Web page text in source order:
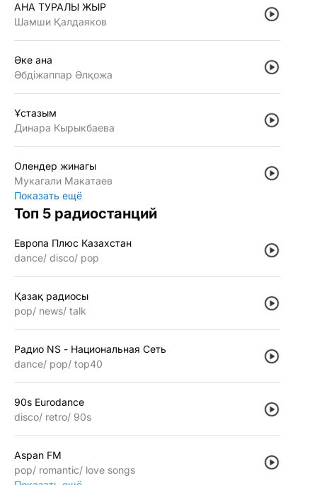
АНА ТУРАЛЫ ЖЫР
Шамши Қалдаяков
Әке ана
Әбдiжаппар Әлқожа
Ұстазым
Динара Кырыкбаева
Олендер жинагы
Мукагали Макатаев
Показать ещё
Топ 5 радиостанций
Европа Плюс Казахстан
dance disco pop
Қазақ радиосы
pop
news talk
Радио NS - Национальная Сеть
dance pop top40
90s Eurodance
disco retro 90s
Aspan FM
pop
romantic
love songs